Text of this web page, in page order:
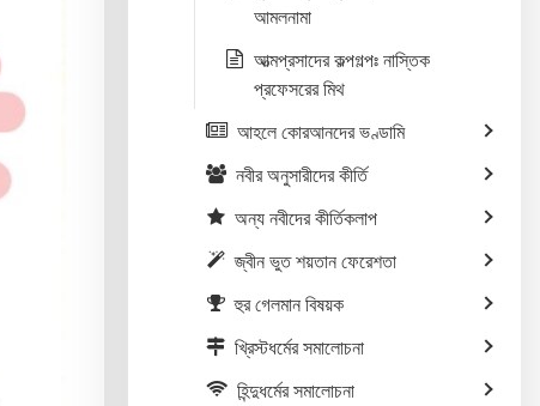
আমলনামা
আত্মপ্রসাদের কল্পগল্পঃ নাস্তিক
প্রফেসরের মিথ
আহলে কোরআনদের ভণ্ডামি
নবীর অনুসারীদের কীর্তি
অন্য নবীদের কীর্তিকলাপ
জ্বীন ভুত শয়তান ফেরেশতা
হুর গেলমান বিষয়ক
খ্রিস্টধর্মের সমালোচনা
হিন্দুধর্মের সমালোচনা